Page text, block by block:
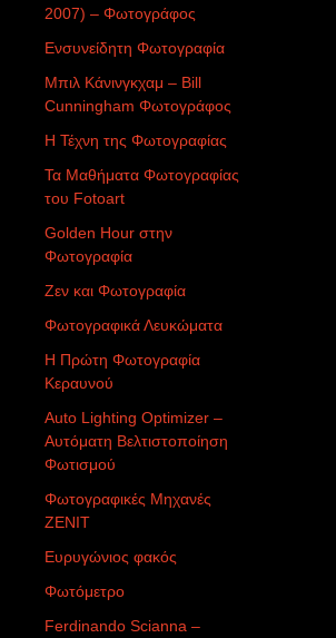
2007) – Φωτογράφος
Ενσυνείδητη Φωτογραφία
Μπιλ Κάνινγκχαμ – Bill
Cunningham Φωτογράφος
Η Τέχνη της Φωτογραφίας
Τα Μαθήματα Φωτογραφίας
του Fotoart
Golden Hour στην
Φωτογραφία
Ζεν και Φωτογραφία
Φωτογραφικά Λευκώματα
Η Πρώτη Φωτογραφία
Κεραυνού
Auto Lighting Optimizer –
Αυτόματη Βελτιστοποίηση
Φωτισμού
Φωτογραφικές Μηχανές
ZENIT
Ευρυγώνιος φακός
Φωτόμετρο
Ferdinando Scianna –